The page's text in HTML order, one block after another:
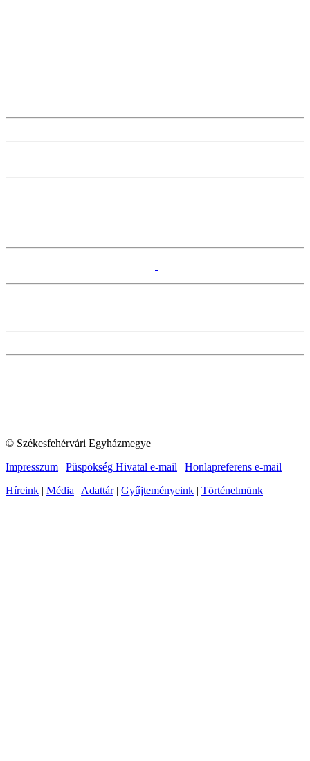
© Székesfehérvári Egyházmegye
Impresszum | Püspökség Hivatal e-mail | Honlapreferens e-mail
Híreink | Média | Adattár| Gyűjteményeink | Történelmünk